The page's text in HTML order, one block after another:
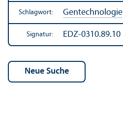
Schlagwort: Gen­technologie
Signatur: EDZ-0310.89.10